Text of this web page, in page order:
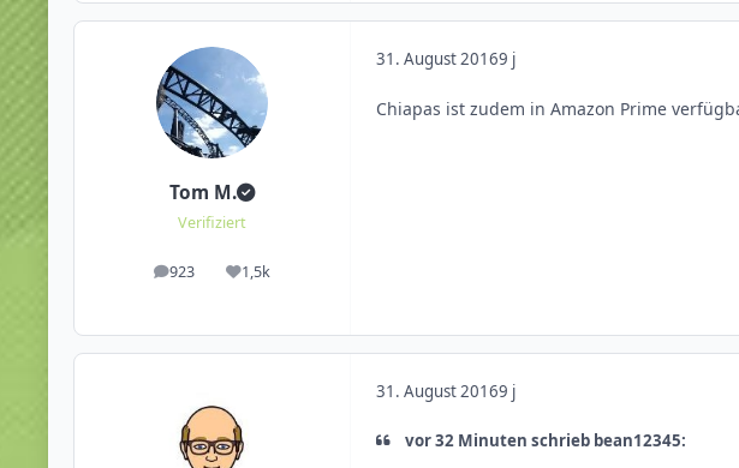
Tom M.
Verifiziert
923
Beiträge 1,5k
Reputation
31. August 20169 j
Chiapas ist zudem in Amazon Prime
31. August 20169 j
vor 32 Minuten schrieb bean12345: